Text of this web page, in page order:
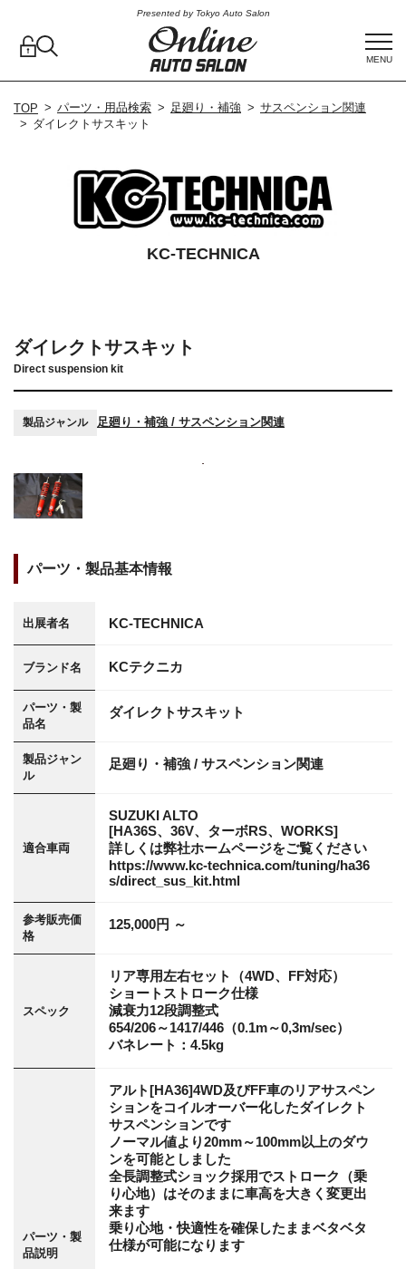
Presented by Tokyo Auto Salon
MENU
TOP パーツ・用品検索 足廻り・補強
サスペンション関連
ダイレクトサスキット
ダイレクトサスキット
Direct suspension kit
製品ジャンル 足廻り・補強 / サスペンション関連
パーツ・製品基本情報
出展者名 KC-TECHNICA
ブランド名 KCテクニカ
パーツ・製
品名
ダイレクトサスキット
製品ジャン
ル
足廻り・補強 / サスペンション関連
適合車両
SUZUKI ALTO
[HA36S、36V、ターボRS、WORKS]
詳しくは弊社ホームページをご覧ください
https://www.kc-technica.com/tuning/ha36
s/direct_sus_kit.html
参考販売価
格
125,000円 ～
スペック
リア専用左右セット（4WD、FF対応）
ショートストローク仕様
減衰力12段調整式
654/206～1417/446（0.1m～0,3m/sec）
バネレート：4.5kg
パーツ・製
品説明
アルト[HA36]4WD及びFF車のリアサスペン
ションをコイルオーバー化したダイレクト
サスペンションです
ノーマル値より20mm～100mm以上のダウ
ンを可能としました
全長調整式ショック採用でストローク（乗
り心地）はそのままに車高を大きく変更出
来ます
乗り心地・快適性を確保したままベタベタ
仕様が可能になります
KC-TECHNICA